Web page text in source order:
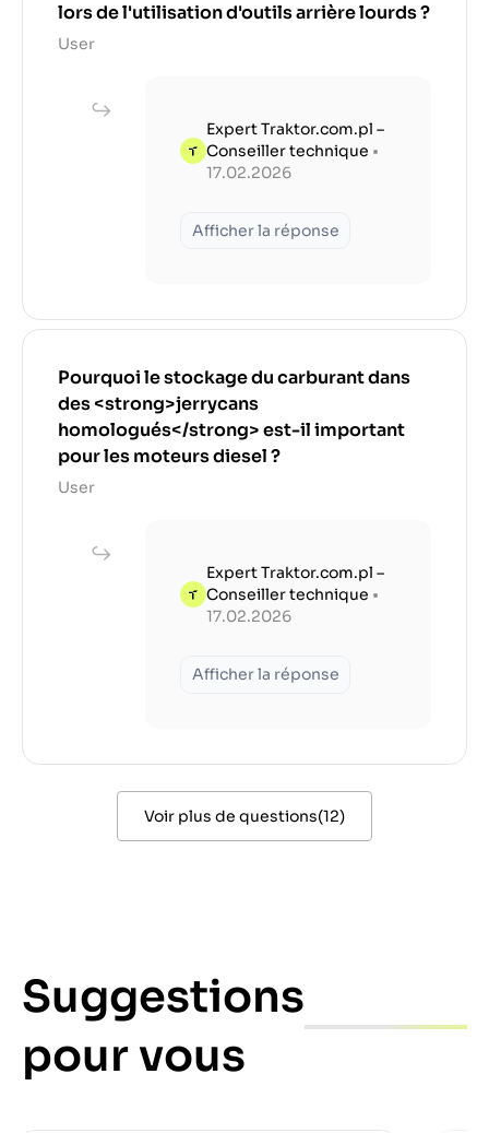
lors de l'utilisation d'outils arrière lourds ?
User
Expert Traktor.com.pl –
Conseiller technique •
17.02.2026
Afficher la réponse
Pourquoi le stockage du carburant dans
des <strong>jerrycans
homologués</strong> est-il important
pour les moteurs diesel ?
User
Expert Traktor.com.pl –
Conseiller technique •
17.02.2026
Afficher la réponse
Voir plus de questions(12)
Suggestions
pour vous